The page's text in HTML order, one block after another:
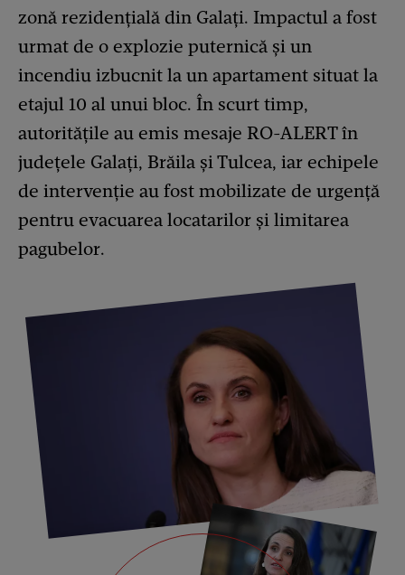
zonă rezidențială din Galați. Impactul a fost
urmat de o explozie puternică și un
incendiu izbucnit la un apartament situat la
etajul 10 al unui bloc. În scurt timp,
autoritățile au emis mesaje RO-ALERT în
județele Galați, Brăila și Tulcea, iar echipele
de intervenție au fost mobilizate de urgență
pentru evacuarea locatarilor și limitarea
pagubelor.